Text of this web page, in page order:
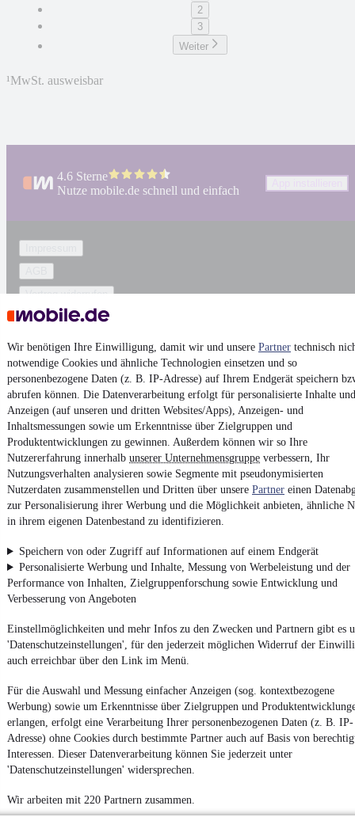
Wir benötigen Ihre Einwilligung, damit wir und unsere Partner technisch
notwendige Cookies und ähnliche Technologien einsetzen und so
personenbezogene Daten (z. B. IP-Adresse) auf Ihrem Endgerät speichern
abrufen können. Die Datenverarbeitung erfolgt für personalisierte Inhalte und
Anzeigen (auf unseren und dritten Websites/Apps), Anzeigen- und
Inhaltsmessungen sowie um Erkenntnisse über Zielgruppen und
Produktentwicklungen zu gewinnen. Außerdem können wir so Ihre
Nutzererfahrung innerhalb unserer Unternehmensgruppe verbessern, Ihr
Nutzungsverhalten analysieren sowie Segmente mit pseudonymisierten
Nutzerdaten zusammenstellen und Dritten über unsere Partner einen
zur Personalisierung ihrer Werbung und die Möglichkeit anbieten, ähnliche
in ihrem eigenen Datenbestand zu identifizieren.
Speichern von oder Zugriff auf Informationen auf einem Endgerät
Personalisierte Werbung und Inhalte, Messung von Werbeleistung und der
Performance von Inhalten, Zielgruppenforschung sowie Entwicklung und
Verbesserung von Angeboten
Einstellmöglichkeiten und mehr Infos zu den Zwecken und Partnern gibt es
'Datenschutzeinstellungen', für den jederzeit möglichen Widerruf der
auch erreichbar über den Link im Menü.
Für die Auswahl und Messung einfacher Anzeigen (sog. kontextbezogene
Werbung) sowie um Erkenntnisse über Zielgruppen und
erlangen, erfolgt eine Verarbeitung Ihrer personenbezogenen Daten (z. B. IP-
Adresse) ohne Cookies durch bestimmte Partner auch auf Basis von
Interessen. Dieser Datenverarbeitung können Sie jederzeit unter
'Datenschutzeinstellungen' widersprechen.
Wir arbeiten mit 220 Partnern zusammen.
2
3
Weiter
¹MwSt. ausweisbar
4.6 Sterne
Nutze mobile.de schnell und einfach
Vertrag widerrufen
Datenschutz
Datenschutzeinstellungen
Erklärung zur Barrierefreiheit
Report Security Vulnerability (English)
Powered by
EntdeckeKleinwagen ,SUVundWohnmobileund mehr bei
mobile.de